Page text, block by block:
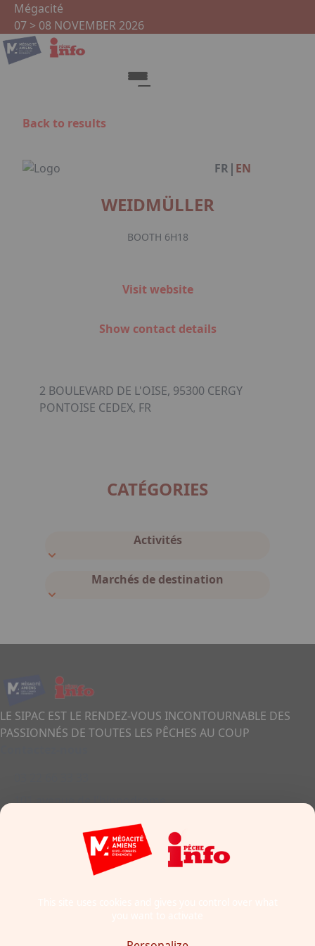
Skip to main content
Mégacité
07 > 08 NOVEMBER 2026
FR | EN
Back to results
WEIDMÜLLER
BOOTH 6H18
Visit website
Show contact details
2 BOULEVARD DE L'OISE, 95300 CERGY
PONTOISE CEDEX, FR
CATÉGORIES
Activités
Marchés de destination
LE SIPAC EST LE RENDEZ-VOUS INCONTOURNABLE DES
PASSIONNÉS DE TOUTES LES PÊCHES AU COUP
101 avenue de l'hippodrome
Formulaire de contact
Cookies management panel